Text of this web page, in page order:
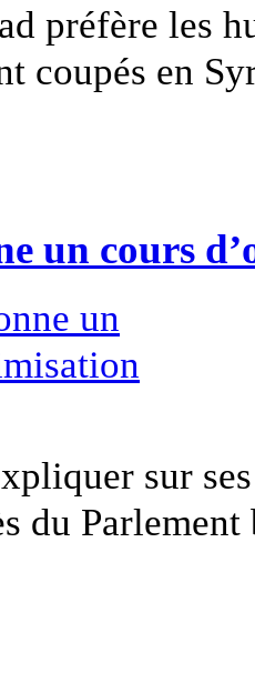
préfère les
coupés en
un cours
sur
du